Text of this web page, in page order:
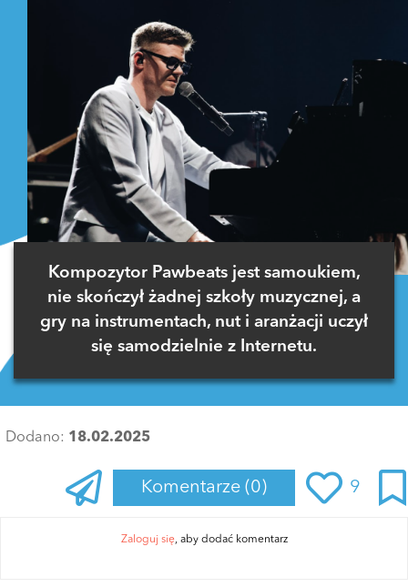
Kompozytor Pawbeats jest samoukiem,
nie skończył żadnej szkoły muzycznej, a
gry na instrumentach, nut i aranżacji uczył
się samodzielnie z Internetu.
Dodano: 18.02.2025
Komentarze (0) 9
Zaloguj się, aby dodać komentarz